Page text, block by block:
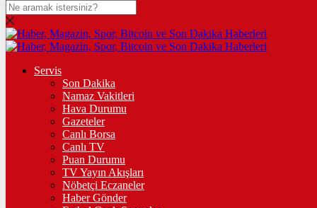
DOLAR
47,7436$% 0.18
% 0.32
STERLİN
% 0.38
GRAM ALTIN
%2,59
ÇEYREK ALTIN
Servis
Son Dakika
Namaz Vakitleri
Hava Durumu
Gazeteler
Canlı Borsa
Canlı TV
Puan Durumu
TV Yayın Akışları
Nöbetçi Eczaneler
Haber Gönder